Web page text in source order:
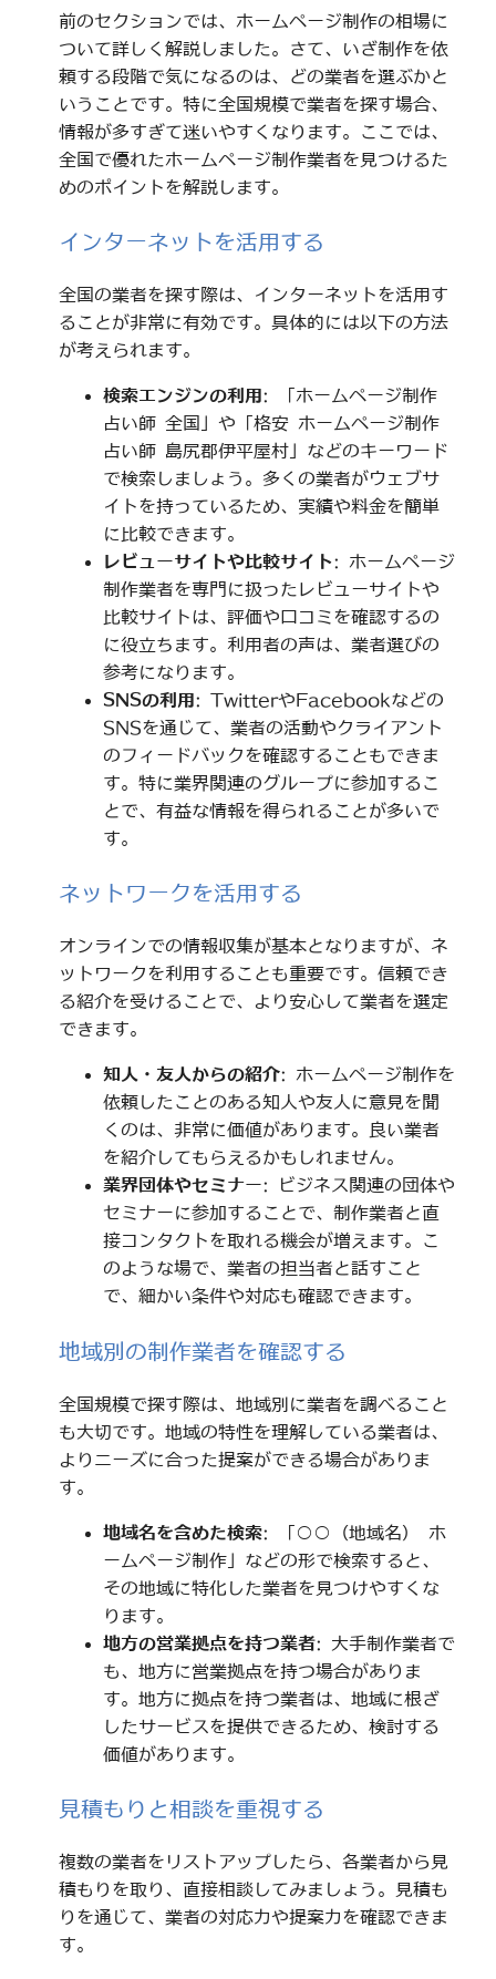
前のセクションでは、ホームページ制作の相場に
ついて詳しく解説しました。さて、いざ制作を依
頼する段階で気になるのは、どの業者を選ぶかと
いうことです。特に全国規模で業者を探す場合、
情報が多すぎて迷いやすくなります。ここでは、
全国で優れたホームページ制作業者を見つけるた
めのポイントを解説します。
インターネットを活用する
全国の業者を探す際は、インターネットを活用す
ることが非常に有効です。具体的には以下の方法
が考えられます。
検索エンジンの利用 : 「ホームページ制作
占い師 全国」や「格安 ホームページ制作
占い師 島尻郡伊平屋村」などのキーワード
で検索しましょう。多くの業者がウェブサ
イトを持っているため、実績や料金を簡単
に比較できます。
レビューサイトや比較サイト: ホームページ
制作業者を専門に扱ったレビューサイトや
比較サイトは、評価や口コミを確認するの
に役立ちます。利用者の声は、業者選びの
参考になります。
SNSの利用 : TwitterやFacebookなどの
SNSを通じて、業者の活動やクライアント
のフィードバックを確認することもできま
す。特に業界関連のグループに参加するこ
とで、有益な情報を得られることが多いで
す。
ネットワークを活用する
オンラインでの情報収集が基本となりますが、ネ
ットワークを利用することも重要です。信頼でき
る紹介を受けることで、より安心して業者を選定
できます。
知人・友人からの紹介: ホームページ制作を
依頼したことのある知人や友人に意見を聞
くのは、非常に価値があります。良い業者
を紹介してもらえるかもしれません。
業界団体やセミナー: ビジネス関連の団体や
セミナーに参加することで、制作業者と直
接コンタクトを取れる機会が増えます。こ
のような場で、業者の担当者と話すこと
で、細かい条件や対応も確認できます。
地域別の制作業者を確認する
全国規模で探す際は、地域別に業者を調べること
も大切です。地域の特性を理解している業者は、
よりニーズに合った提案ができる場合がありま
す。
地域名を含めた検索: 「○○（地域名） ホ
ームページ制作」などの形で検索すると、
その地域に特化した業者を見つけやすくな
ります。
地方の営業拠点を持つ業者: 大手制作業者で
も、地方に営業拠点を持つ場合がありま
す。地方に拠点を持つ業者は、地域に根ざ
したサービスを提供できるため、検討する
価値があります。
見積もりと相談を重視する
複数の業者をリストアップしたら、各業者から見
積もりを取り、直接相談してみましょう。見積も
りを通じて、業者の対応力や提案力を確認できま
す。